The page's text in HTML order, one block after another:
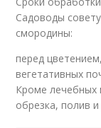
Садоводы
смородины:
перед
вегетативных
Кроме лечебных
обрезка, полив